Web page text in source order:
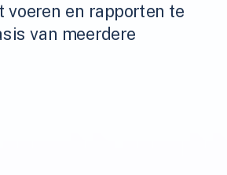
voeren en rapporten te
van meerdere